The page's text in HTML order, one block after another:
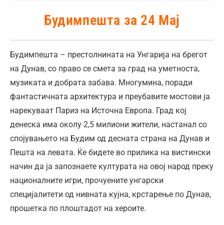
Будимпешта за 24 Mај
Будимпешта – престолнината на Унгарија на брегот
на Дунав, со право се смета за град на уметноста,
музиката и добрата забава. Многумина, поради
фантастичната архитектура и преубавите мостови ја
нарекуваат Париз на Источна Европа. Град кој
денеска има околу 2,5 милиони жители, настанал со
спојувањето на Будим од десната страна на Дунав и
Пешта на левата. Ќе бидете во прилика на вистински
начин да ја запознаете културата на овој народ преку
националните игри, прочуените унгарски
специјалитети од нивната кујна, крстарење по Дунав,
прошетка по плоштадот на хероите.